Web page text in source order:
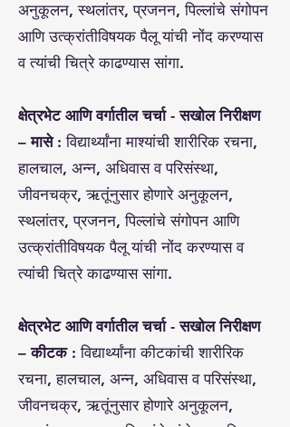
अनुकूलन, स्थलांतर, प्रजनन, पिल्लांचे संगोपन
आणि उत्क्रांतीविषयक पैलू यांची नोंद करण्यास
व त्यांची चित्रे काढण्यास सांगा.
क्षेत्रभेट आणि वर्गातील चर्चा - सखोल निरीक्षण
– मासे :विद्यार्थ्यांना माश्यांची शारीरिक रचना,
हालचाल, अन्न, अधिवास व परिसंस्था,
जीवनचक्र, ऋतूंनुसार होणारे अनुकूलन,
स्थलांतर, प्रजनन, पिल्लांचे संगोपन आणि
उत्क्रांतीविषयक पैलू यांची नोंद करण्यास व
त्यांची चित्रे काढण्यास सांगा.
क्षेत्रभेट आणि वर्गातील चर्चा - सखोल निरीक्षण
– कीटक : विद्यार्थ्यांना कीटकांची शारीरिक
रचना, हालचाल, अन्न, अधिवास व परिसंस्था,
जीवनचक्र, ऋतूंनुसार होणारे अनुकूलन,